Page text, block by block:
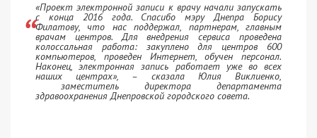
«Проект электронной записи к врачу начали запускать
с конца 2016 года. Спасибо мэру Днепра Борису
Филатову, что нас поддержал, партнерам, главным
врачам центров. Для внедрения сервиса проведена
колоссальная работа: закуплено для центров 600
компьютеров, проведен Интернет, обучен персонал.
Наконец, электронная запись работает уже во всех
наших центрах», – сказала Юлия Виклиенко,
заместитель директора департамента
здравоохранения Днепровской городского совета.